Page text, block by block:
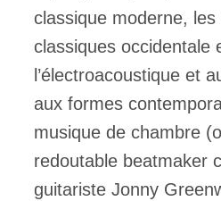
classique moderne, les
classiques occidentale
l’électroacoustique et
aux formes
musique de chambre
redoutable beatmaker
guitariste Jonny